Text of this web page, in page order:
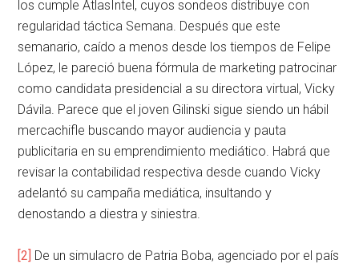
los cumple AtlasIntel, cuyos sondeos distribuye con
regularidad táctica Semana. Después que este
semanario, caído a menos desde los tiempos de Felipe
López, le pareció buena fórmula de marketing patrocinar
como candidata presidencial a su directora virtual, Vicky
Dávila. Parece que el joven Gilinski sigue siendo un hábil
mercachifle buscando mayor audiencia y pauta
publicitaria en su emprendimiento mediático. Habrá que
revisar la contabilidad respectiva desde cuando Vicky
adelantó su campaña mediática, insultando y
denostando a diestra y siniestra.
[2] De un simulacro de Patria Boba, agenciado por el país